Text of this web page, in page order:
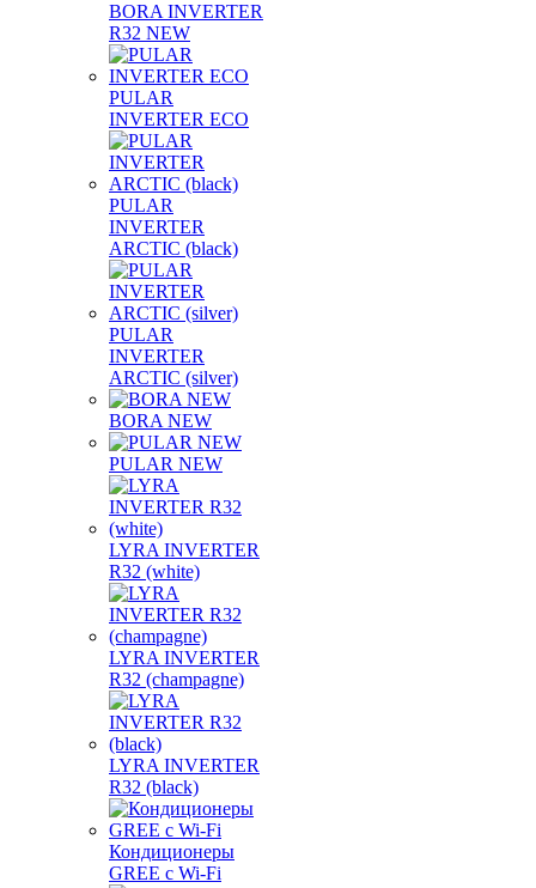
BORA INVERTER
R32 NEW
PULAR
INVERTER ECO
PULAR
INVERTER
ARCTIC (black)
PULAR
INVERTER
ARCTIC (silver)
BORA NEW
PULAR NEW
LYRA INVERTER
R32 (white)
LYRA INVERTER
R32 (champagne)
LYRA INVERTER
R32 (black)
Кондиционеры
GREE с Wi-Fi